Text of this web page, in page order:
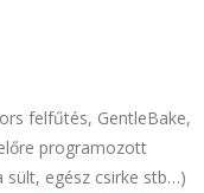
felfűtés, GentleBake,
programozott
sült, egész csirke stb…)